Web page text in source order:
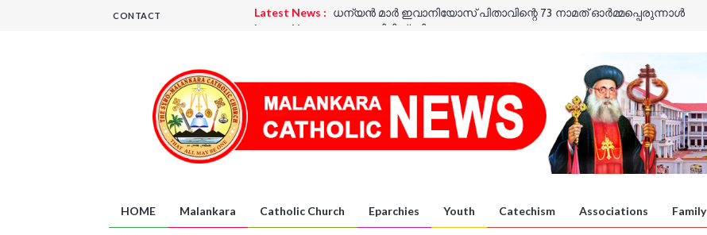
CONTACT
Latest News : ധന്യൻ മാർ ഇവാനിയോസ് പിതാവിന്റെ 73 നാമത് ഓർമ്മപ്പെരുന്നാൾ
Latest News : മെഴുകുതിരി പ്രദിക്ഷണം
ധന്യൻ മാർ ഈവാനിയോസ് പിതാവിന്റെ ഓർമ്മപ്പെരുന്നാൾ
Latest News : UK കൺവൻഷൻ
HOME Malankara Catholic Church Eparchies Youth Catechism Associations Family